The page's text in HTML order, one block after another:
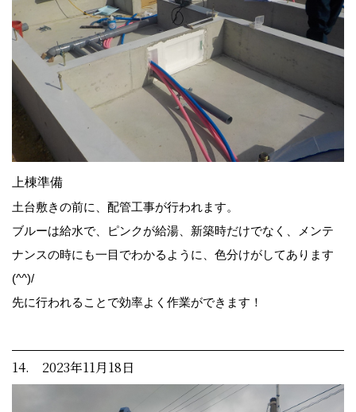
上棟準備
土台敷きの前に、配管工事が行われます。
ブルーは給水で、ピンクが給湯、新築時だけでなく、メンテ
ナンスの時にも一目でわかるように、色分けがしてあります
(^^)/
先に行われることで効率よく作業ができます！
14. 2023年11月18日